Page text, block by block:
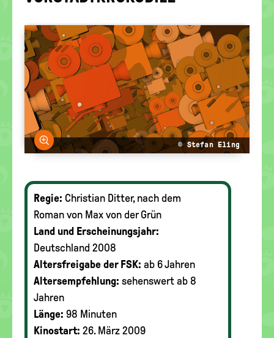
Bild vergrößern
© Stefan Eling
Regie: Christian Ditter, nach dem
Roman von Max von der Grün
Land und Erscheinungsjahr:
Deutschland 2008
Altersfreigabe der FSK: ab 6 Jahren
Altersempfehlung: sehenswert ab 8
Jahren
Länge: 98 Minuten
Kinostart: 26. März 2009